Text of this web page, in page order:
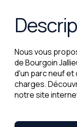
Nous vous
de Bourgoin
d'un parc neuf
charges.
notre site